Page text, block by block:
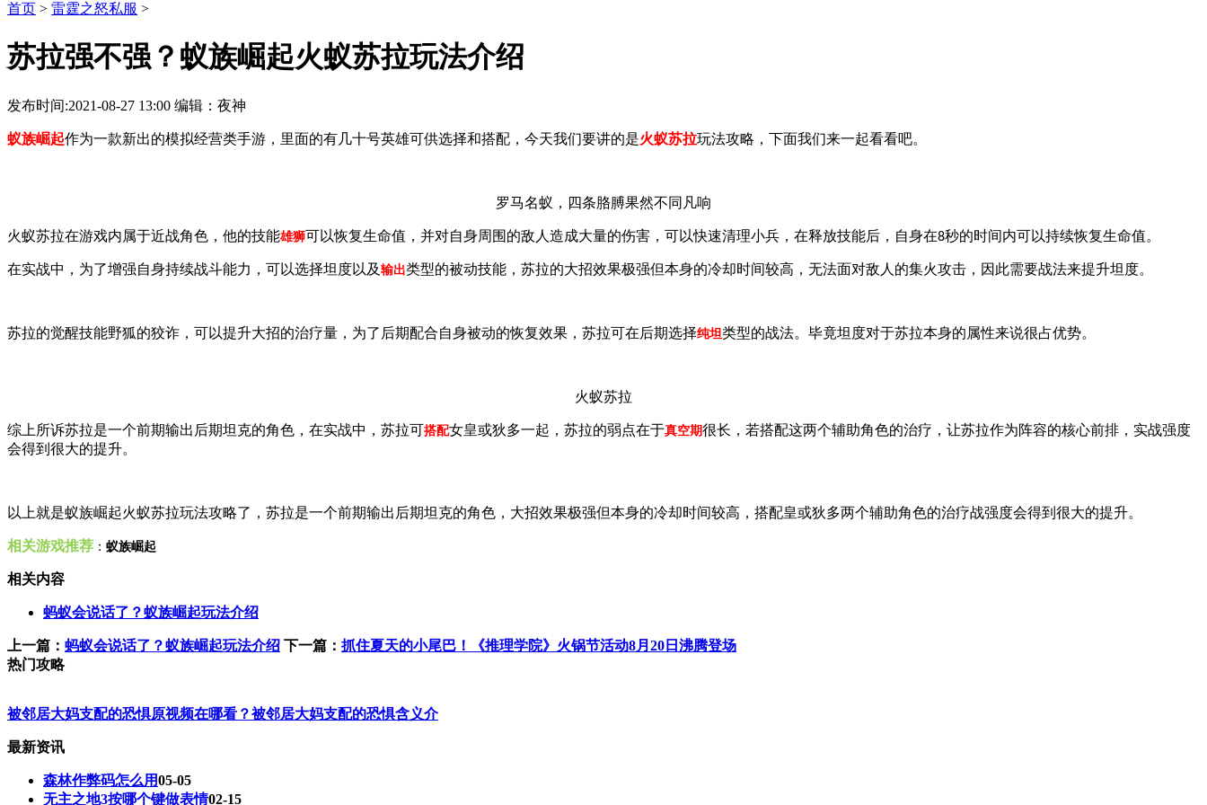
首页 > 雷霆之怒私服 >
苏拉强不强？蚁族崛起火蚁苏拉玩法介绍
发布时间:2021-08-27 13:00 编辑：夜神
蚁族崛起作为一款新出的模拟经营类手游，里面的有几十号英雄可供选择和搭配，今天我们要讲的是火蚁苏拉玩法攻略，下面我们来一起看看吧。
罗马名蚁，四条胳膊果然不同凡响
火蚁苏拉在游戏内属于近战角色，他的技能雄狮可以恢复生命值，并对自身周围的敌人造成大量的伤害，可以快速清理小兵，在释放技能后，自身在8秒的时间内可以持续恢复生命值。
在实战中，为了增强自身持续战斗能力，可以选择坦度以及 输出类型的被动技能，苏拉的大招效果极强但本身的冷却时间较高，无法面对敌人的集火攻击，因此需要战法来提升坦度。
苏拉的觉醒技能野狐的狡诈，可以提升大招的治疗量，为了后期配合自身被动的恢复效果，苏拉可在后期选择纯坦 类型的战法。毕竟坦度对于苏拉本身的属性来说很占优势。
火蚁苏拉
综上所诉苏拉是一个前期输出后期坦克的角色，在实战中，苏拉可搭配女皇或狄多一起，苏拉的弱点在于真空期很长，若搭配这两个辅助角色的治疗，让苏拉作为阵容的核心前排，实战强度
会得到很大的提升。
以上就是蚁族崛起火蚁苏拉玩法攻略了， 苏拉是一个前期输出后期坦克的角色，大招效果极强但本身的冷却时间较高，搭配皇或狄多两个辅助角色的治疗战强度会得到很大的提升。
相关游戏推荐 ： 蚁族崛起
相关内容
蚂蚁会说话了？蚁族崛起玩法介绍
上一篇： 蚂蚁会说话了？蚁族崛起玩法介绍 下一篇： 抓住夏天的小尾巴！《推理学院》火锅节活动8月20日沸腾登场
热门攻略
被邻居大妈支配的恐惧原视频在哪看？被邻居大妈支配的恐惧含义介
最新资讯
森林作弊码怎么用05-05
无主之地3按哪个键做表情02-15